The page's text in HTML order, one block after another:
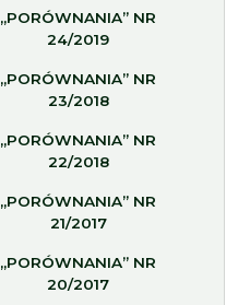
„PORÓWNANIA” NR
24/2019
„PORÓWNANIA” NR
23/2018
„PORÓWNANIA” NR
22/2018
„PORÓWNANIA” NR
21/2017
„PORÓWNANIA” NR
20/2017